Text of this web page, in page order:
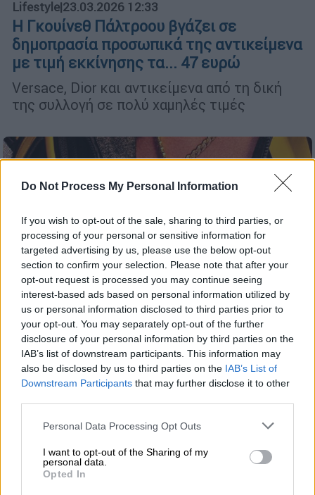
Do Not Process My Personal Information
If you wish to opt-out of the sale, sharing to third parties, or
processing of your personal or sensitive information for
targeted advertising by us, please use the below opt-out
section to confirm your selection. Please note that after your
opt-out request is processed you may continue seeing
interest-based ads based on personal information utilized by
us or personal information disclosed to third parties prior to
your opt-out. You may separately opt-out of the further
disclosure of your personal information by third parties on the
IAB’s list of downstream participants. This information may
also be disclosed by us to third parties on the IAB’s List of
Downstream Participants that may further disclose it to other
Please note that this website/app uses one or more Google
not limited to your visit or usage behaviour. You may click to
grant or deny consent to Google and its third-party tags to
use your data for below specified purposes in below Google
Personal Data Processing Opt Outs
I want to opt-out of the Sharing of my
personal data.
Opted In
Lifestyle|23.03.2026 12:33
Η Γκουίνεθ Πάλτροου βγάζει σε
δημοπρασία προσωπικά της αντικείμενα
με τιμή εκκίνησης τα... 47 ευρώ
Versace, Dior και αντικείμενα από τη δική
της συλλογή σε πολύ χαμηλές τιμές
Viral| 16.02.2026 22:38
Ρεκόρ Γκίνες σε δημοπρασία:
Συλλεκτική κάρτα Pokemon πωλήθηκε
για 16,5 εκατομμύρια δολάρια - Πώς
Η κάρτα, που πρότινος άνηκε στον Λόγκαν
Πολ, πωλήθηκε μέσα σε ειδικά